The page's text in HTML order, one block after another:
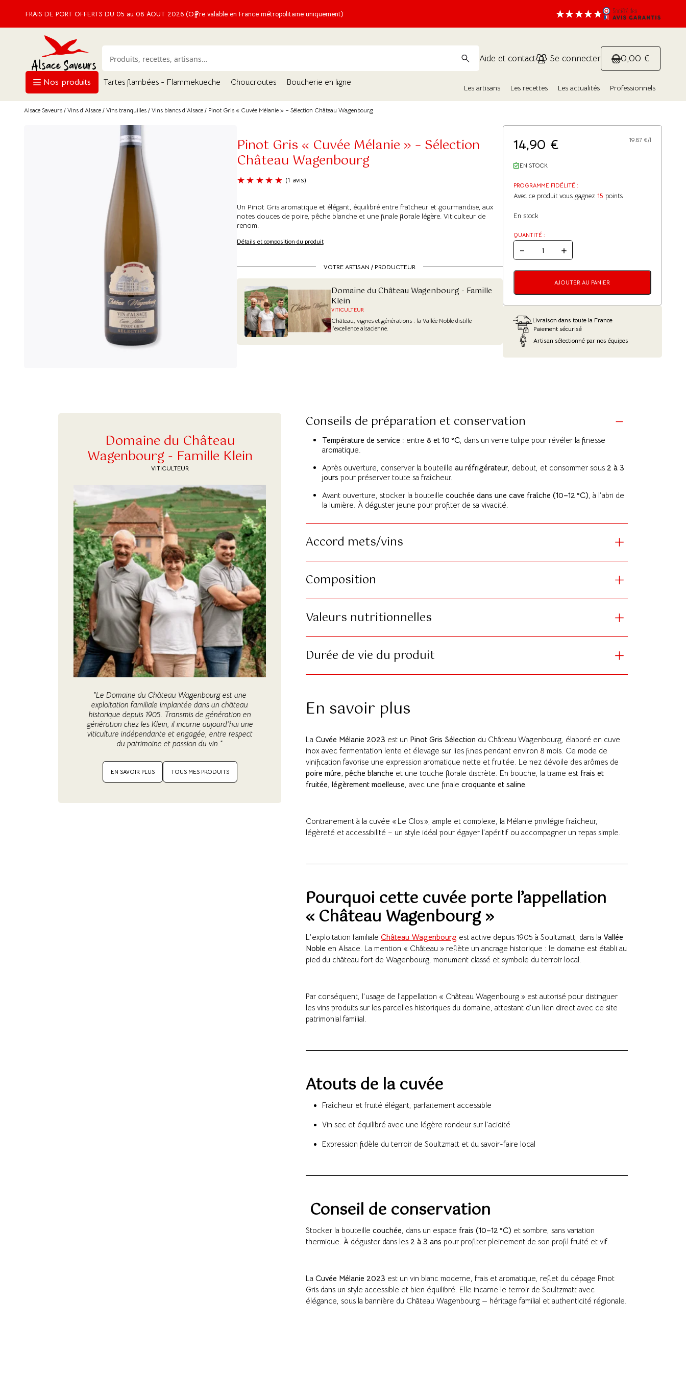
FRAIS DE PORT OFFERTS DU 05 au 08 AOUT 2026 (Offre valable en France métropolitaine uniquement)
Aide et contact Se connecter 0,00 €
Nos produits Tartes flambées - Flammekueche Choucroutes Boucherie en ligne
Les artisans Les recettes Les actualités Professionnels
Alsace Saveurs / Vins d'Alsace / Vins tranquilles / Vins blancs d'Alsace / Pinot Gris « Cuvée Mélanie » – Sélection Château Wagenbourg
Pinot Gris « Cuvée Mélanie » – Sélection
Château Wagenbourg
(1 avis)
Un Pinot Gris aromatique et élégant, équilibré entre fraîcheur et gourmandise, aux
notes douces de poire, pêche blanche et une finale florale légère. Viticulteur de
renom.
Détails et composition du produit
VOTRE ARTISAN / PRODUCTEUR
Domaine du Château Wagenbourg - Famille
Klein
VITICULTEUR
Château, vignes et générations : la Vallée Noble distille
l’excellence alsacienne.
14,90 € 19.87 €/l
EN STOCK
PROGRAMME FIDÉLITÉ :
Avec ce produit vous gagnez 15 points
En stock
QUANTITÉ :
QUANTITÉ
DE
GRIS
-
WAGENBOURG
AJOUTER AU PANIER
Livraison dans toute la France
Paiement sécurisé
Artisan sélectionné par nos équipes
Domaine du Château
Wagenbourg - Famille Klein
VITICULTEUR
"Le Domaine du Château Wagenbourg est une
exploitation familiale implantée dans un château
historique depuis 1905. Transmis de génération en
génération chez les Klein, il incarne aujourd’hui une
viticulture indépendante et engagée, entre respect
du patrimoine et passion du vin."
EN SAVOIR PLUS TOUS MES PRODUITS
Conseils de préparation et conservation
Température de service : entre 8 et 10 °C, dans un verre tulipe pour révéler la finesse
aromatique.
Après ouverture, conserver la bouteille au réfrigérateur, debout, et consommer sous 2 à 3
jours pour préserver toute sa fraîcheur.
Avant ouverture, stocker la bouteille couchée dans une cave fraîche (10–12 °C), à l’abri de
la lumière. À déguster jeune pour profiter de sa vivacité.
Accord mets/vins
Composition
Valeurs nutritionnelles
Durée de vie du produit
En savoir plus
La Cuvée Mélanie 2023 est un Pinot Gris Sélection du Château Wagenbourg, élaboré en cuve
inox avec fermentation lente et élevage sur lies fines pendant environ 8 mois. Ce mode de
vinification favorise une expression aromatique nette et fruitée. Le nez dévoile des arômes de
poire mûre, pêche blanche et une touche florale discrète. En bouche, la trame est frais et
fruitée, légèrement moelleuse, avec une finale croquante et saline.
Contrairement à la cuvée « Le Clos », ample et complexe, la Mélanie privilégie fraîcheur,
légèreté et accessibilité – un style idéal pour égayer l’apéritif ou accompagner un repas simple.
Pourquoi cette cuvée porte l’appellation
« Château Wagenbourg »
L’exploitation familiale Château Wagenbourg est active depuis 1905 à Soultzmatt, dans la Vallée
Noble en Alsace. La mention « Château » reflète un ancrage historique : le domaine est établi au
pied du château fort de Wagenbourg, monument classé et symbole du terroir local.
Par conséquent, l’usage de l’appellation « Château Wagenbourg » est autorisé pour distinguer
les vins produits sur les parcelles historiques du domaine, attestant d’un lien direct avec ce site
patrimonial familial.
Atouts de la cuvée
Fraîcheur et fruité élégant, parfaitement accessible
Vin sec et équilibré avec une légère rondeur sur l’acidité
Expression fidèle du terroir de Soultzmatt et du savoir-faire local
Conseil de conservation
Stocker la bouteille couchée, dans un espace frais (10–12 °C) et sombre, sans variation
thermique. À déguster dans les 2 à 3 ans pour profiter pleinement de son profil fruité et vif.
La Cuvée Mélanie 2023 est un vin blanc moderne, frais et aromatique, reflet du cépage Pinot
Gris dans un style accessible et bien équilibré. Elle incarne le terroir de Soultzmatt avec
élégance, sous la bannière du Château Wagenbourg — héritage familial et authenticité régionale.